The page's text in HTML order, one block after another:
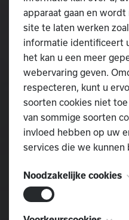
apparaat gaan en
site te laten werken
informatie identificeert
het kan u een meer
webervaring geven.
respecteren, kunt u
soorten cookies niet
van sommige soorten
invloed hebben op uw
services die we kunnen
Noodzakelijke cookies